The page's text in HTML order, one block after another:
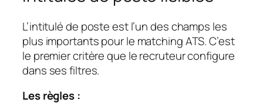
L’intitulé de poste est l’un des champs les
plus importants pour le matching ATS. C’est
le premier critère que le recruteur configure
dans ses filtres.
Les règles :